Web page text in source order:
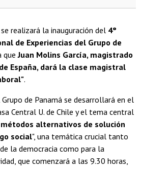
realizará la inauguración del 4°
de Experiencias del Grupo de
que Juan Molins García, magistrado
España, dará la clase magistral
.
de Panamá se desarrollará en el
Central U. de Chile y el tema central
métodos alternativos de solución
social", una temática crucial tanto
la democracia como para la
que comenzará a las 9.30 horas,